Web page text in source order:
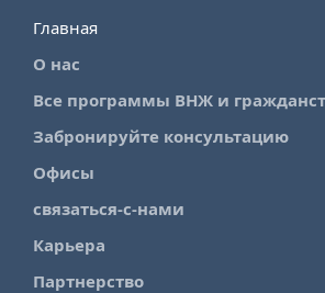
Главная
О нас
Все программы ВНЖ и
Забронируйте консультацию
Офисы
связаться-с-нами
Карьера
Партнерство